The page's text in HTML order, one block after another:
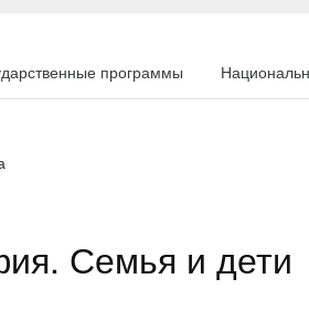
программы
Семья и дети